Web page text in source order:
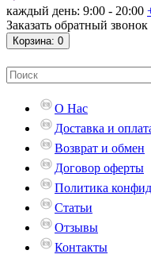
каждый день: 9:00 - 20:00
Заказать обратный звонок
Корзина: 0
О Нас
Доставка и
Возврат и обмен
Договор оферты
Политика
Статьи
Отзывы
Контакты